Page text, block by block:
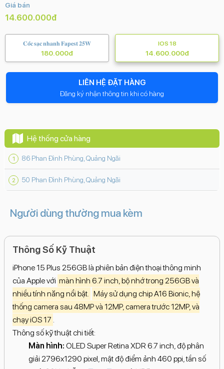
Giá bán
14.600.000đ
𝐂𝐨̂́𝐜 𝐬𝐚̣𝐜 𝐧𝐡𝐚𝐧𝐡 𝐅𝐚𝐩𝐞𝐬𝐭 𝟐𝟓𝐖
180.000đ
IOS 18
14.600.000đ
LIÊN HỆ ĐẶT HÀNG
Đăng ký nhận thông tin khi có hàng
Hệ thống cửa hàng
86 Phan Đình Phùng, Quảng Ngãi
50 Phan Đình Phùng, Quảng Ngãi
Người dùng thường mua kèm
Thông Số Kỹ Thuật
iPhone 15 Plus 256GB là phiên bản điện thoại thông minh
của Apple với màn hình 6.7 inch, bộ nhớ trong 256GB và
nhiều tính năng nổi bật. Máy sử dụng chip A16 Bionic, hệ
thống camera sau 48MP và 12MP, camera trước 12MP, và
chạy iOS 17 .
Thông số kỹ thuật chi tiết:
Màn hình: OLED Super Retina XDR 6.7 inch, độ phân
giải 2796x1290 pixel, mật độ điểm ảnh 460 ppi, tần số